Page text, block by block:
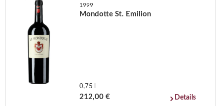
1999
Mondotte St. Emilion
0,75 l
212,00 € Details